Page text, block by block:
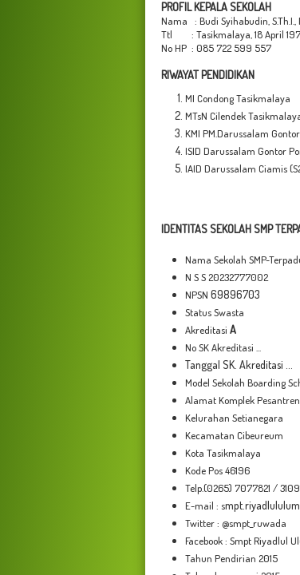
PROFIL KEPALA SEKOLAH
Nama : Budi Syihabudin, S.Th.I.,
Ttl : Tasikmalaya, 18 April
No HP : 085 722 599 557
RIWAYAT PENDIDIKAN
MI Condong Tasikmalaya
MTsN Cilendek
KMI PM.Darussalam
ISID Darussalam Gontor
IAID Darussalam Ciamis
IDENTITAS SEKOLAH SMP
Nama Sekolah SMP-
N S S 20232777002
NPSN 69896703
Status Swasta
Akreditasi A
No SK Akreditasi ...
Tanggal SK. Akreditasi ...
Model Sekolah Boarding
Alamat Komplek
Kelurahan Setianegara
Kecamatan Cibeureum
Kota Tasikmalaya
Kode Pos 46196
Telp.(0265) 7077821 /
E-mail : s
Twitter : @smpt_ruwada
Facebook : Smpt Riyadlul
Tahun Pendirian 2015